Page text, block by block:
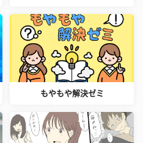
もやもや解決ゼミ